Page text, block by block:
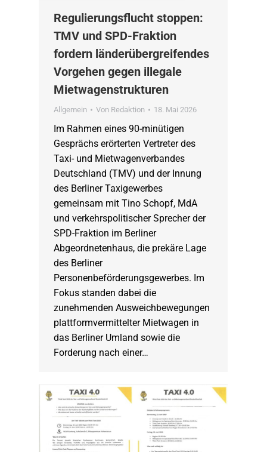
Regulierungsflucht stoppen:
TMV und SPD-Fraktion
fordern länderübergreifendes
Vorgehen gegen illegale
Mietwagenstrukturen
Allgemein Von Redaktion 18. Mai 2026
Im Rahmen eines 90-minütigen
Gesprächs erörterten Vertreter des
Taxi- und Mietwagenverbandes
Deutschland (TMV) und der Innung
des Berliner Taxigewerbes
gemeinsam mit Tino Schopf, MdA
und verkehrspolitischer Sprecher der
SPD-Fraktion im Berliner
Abgeordnetenhaus, die prekäre Lage
des Berliner
Personenbeförderungsgewerbes. Im
Fokus standen dabei die
zunehmenden Ausweichbewegungen
plattformvermittelter Mietwagen in
das Berliner Umland sowie die
Forderung nach einer…